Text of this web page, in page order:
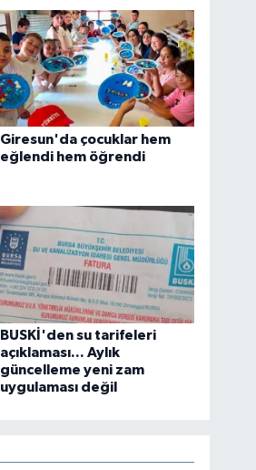
Giresun'da çocuklar hem
eğlendi hem öğrendi
BUSKİ'den su tarifeleri
açıklaması... Aylık
güncelleme yeni zam
uygulaması değil